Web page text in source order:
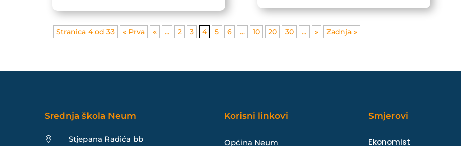
Stranica 4 od 33 « Prva « ... 2 3 4 5 6 ... 10 20 30 ... » Zadnja »
Srednja škola Neum
 Stjepana Radića bb
Korisni linkovi
Općina Neum
Smjerovi
Ekonomist